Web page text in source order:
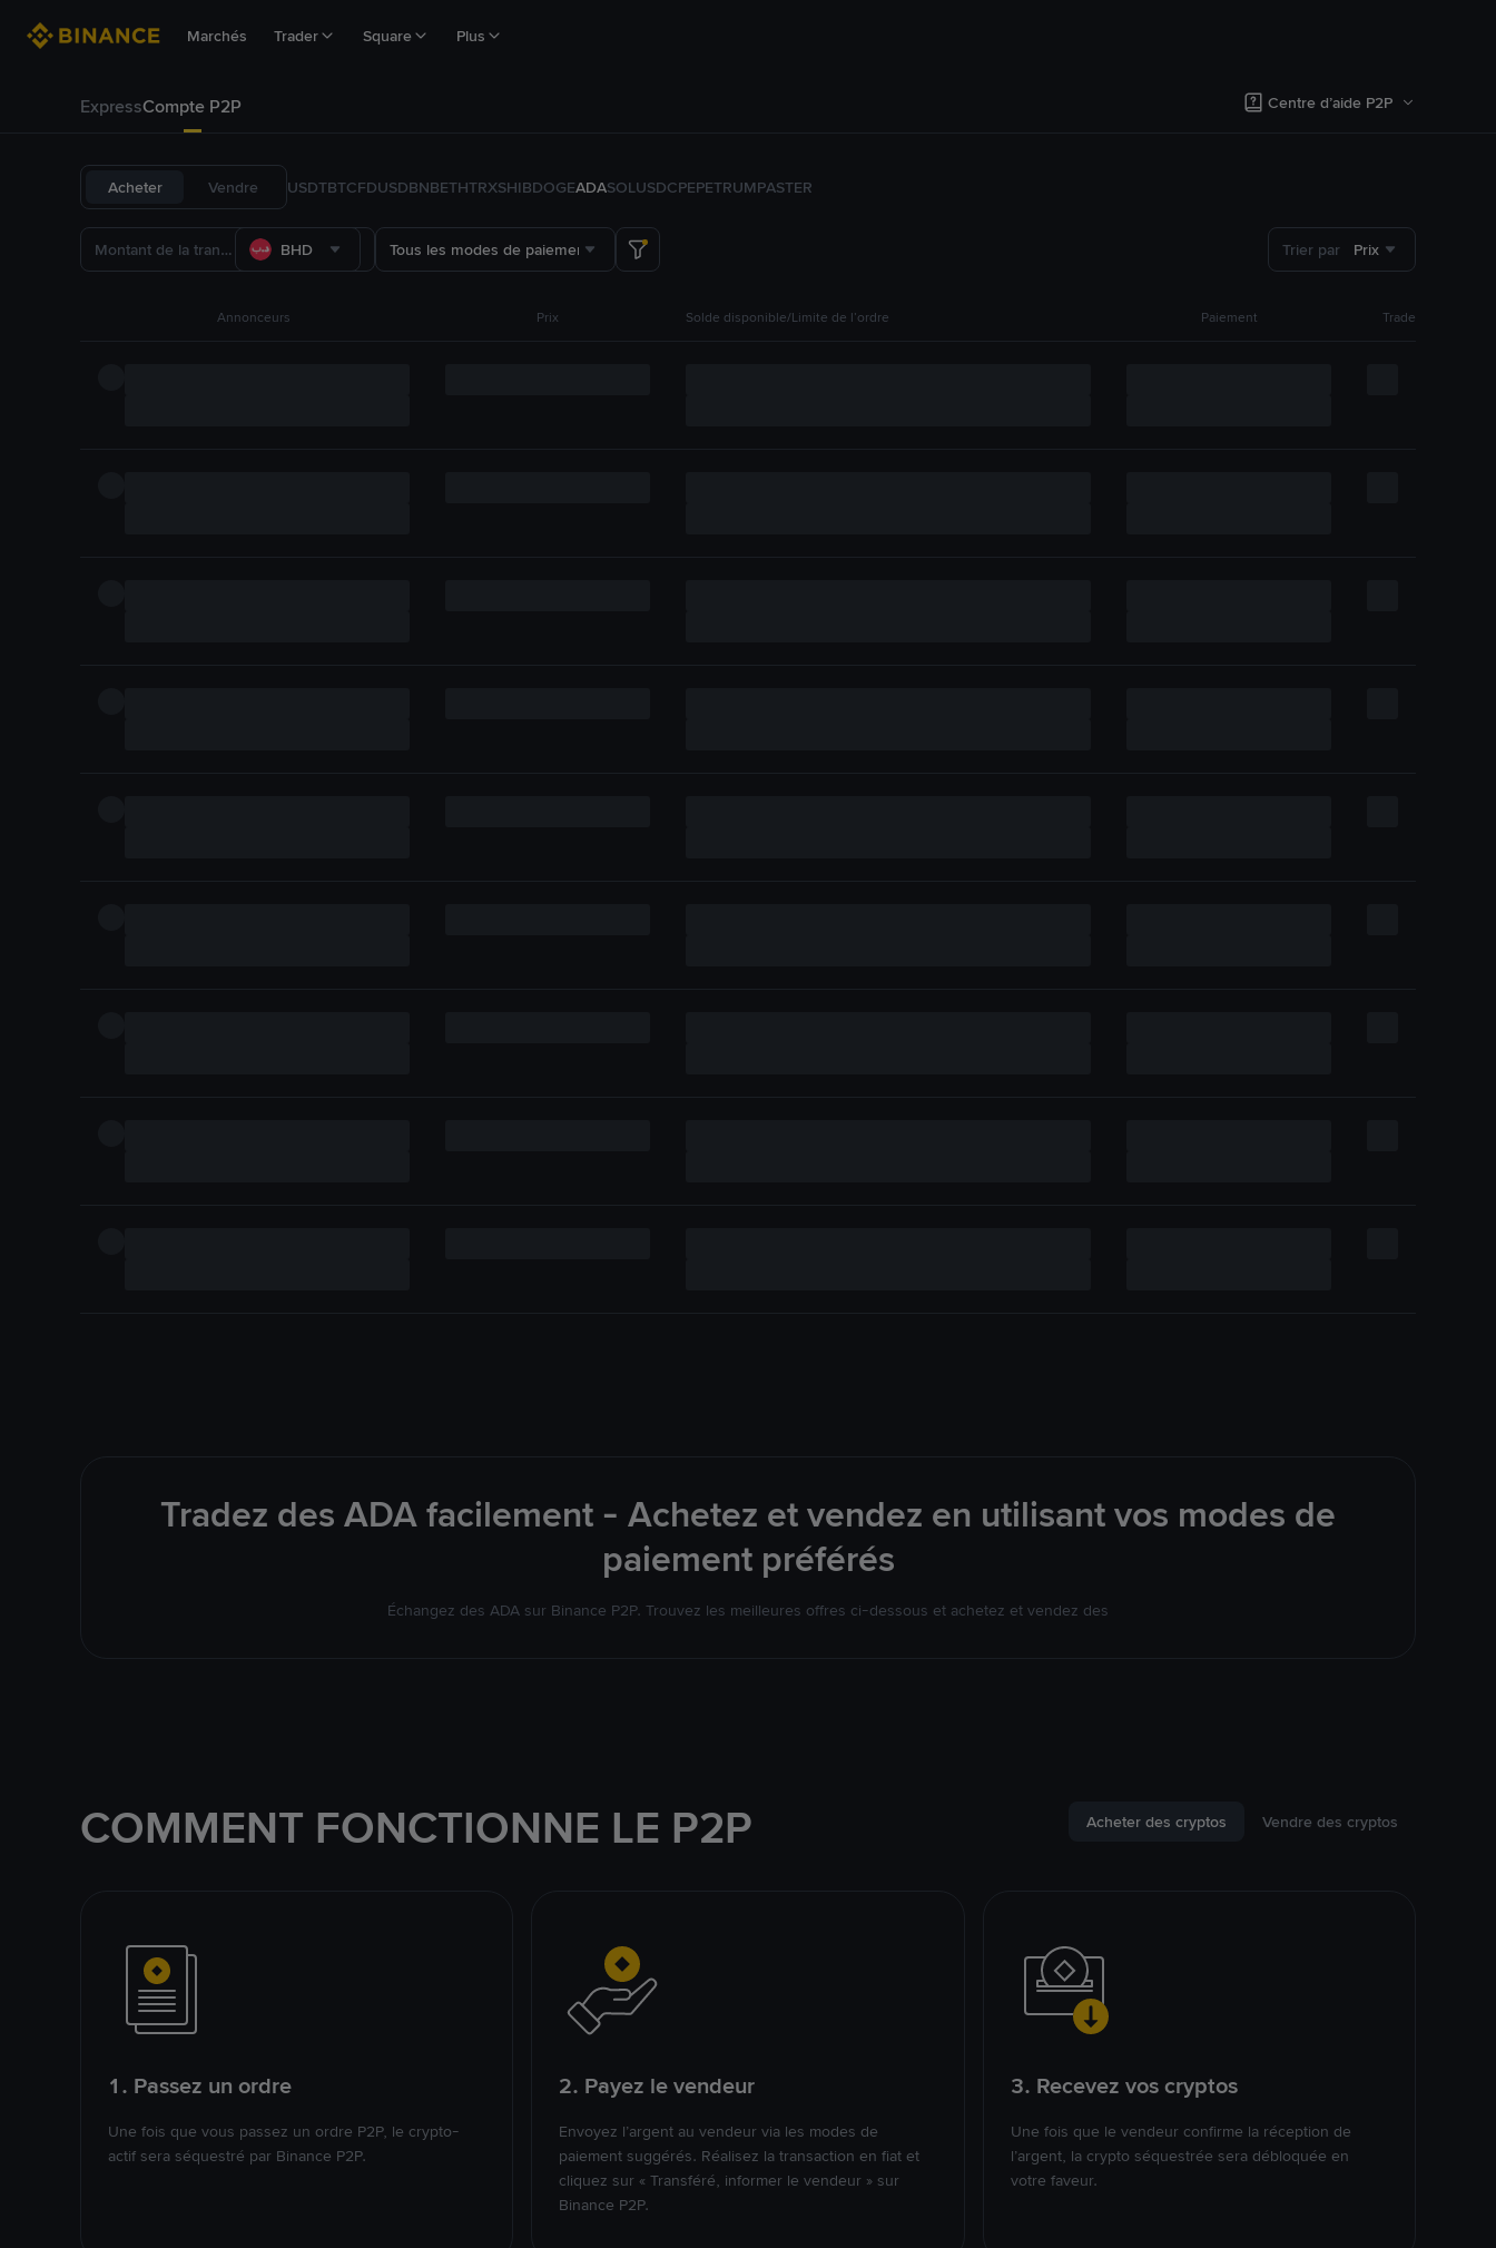
Marchés Trader Square Plus
ExpressCompte P2P Centre d’aide P2P
Acheter Vendre USDTBTCFDUSDBNBETHTRXSHIBDOGEADASOLUSDCPEPETRUMPASTER
BHD Tous les modes de paiement Trier par Prix
Annonceurs Prix Solde disponible/Limite de l’ordre Paiement Trade
Tradez des ADA facilement - Achetez et vendez en utilisant vos modes de
paiement préférés
Échangez des ADA sur Binance P2P. Trouvez les meilleures offres ci-dessous et achetez et vendez des
COMMENT FONCTIONNE LE P2P Acheter des cryptos Vendre des cryptos
1. Passez un ordre
Une fois que vous passez un ordre P2P, le crypto-
actif sera séquestré par Binance P2P.
2. Payez le vendeur
Envoyez l’argent au vendeur via les modes de
paiement suggérés. Réalisez la transaction en fiat et
cliquez sur « Transféré, informer le vendeur » sur
Binance P2P.
3. Recevez vos cryptos
Une fois que le vendeur confirme la réception de
l’argent, la crypto séquestrée sera débloquée en
votre faveur.